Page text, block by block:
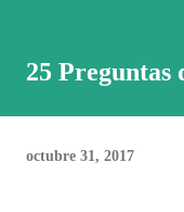
25 Preguntas
octubre 31, 2017